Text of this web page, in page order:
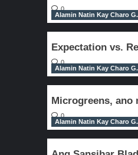
0
Alamin Natin Kay Charo G.
Expectation vs.
0
Alamin Natin Kay Charo G.
Microgreens, ano
0
Alamin Natin Kay Charo G.